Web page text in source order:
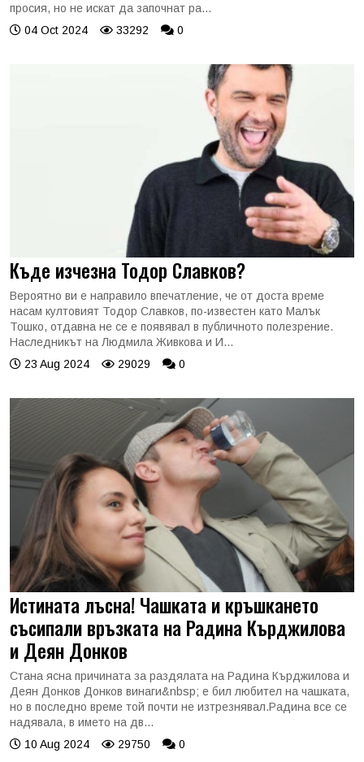
просия, но не искат да започнат ра...
04 Oct 2024
33292 0
Къде изчезна Тодор Славков?
Вероятно ви е направило впечатление, че от доста време
насам култовият Тодор Славков, по-известен като Малък
Тошко, отдавна не се е появявал в публичното полезрение.
Наследникът на Людмила Живкова и И...
23 Aug 2024
29029 0
Истината лъсна! Чашката и кръшкането
съсипали връзката на Радина Кърджилова
и Деян Донков
Стана ясна причината за раздялата на Радина Кърджилова и
Деян Донков Донков винаги&nbsp; е бил любител на чашката,
но в последно време той почти не изтрезнявал.Радина все се
надявала, в името на дв...
10 Aug 2024
29750 0